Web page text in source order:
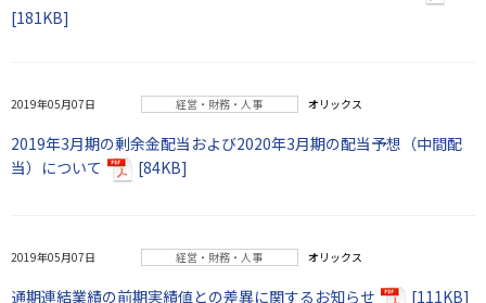
[181KB]
2019年05月07日 経営・財務・人事 オリックス
2019年3月期の剰余金配当および2020年3月期の配当予想（中間配
当）について
[84KB]
2019年05月07日 経営・財務・人事 オリックス
通期連結業績の前期実績値との差異に関するお知らせ [111KB]